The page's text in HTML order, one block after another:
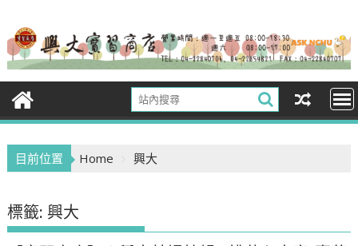
content
目前位置 Home 興大
標籤: 興大